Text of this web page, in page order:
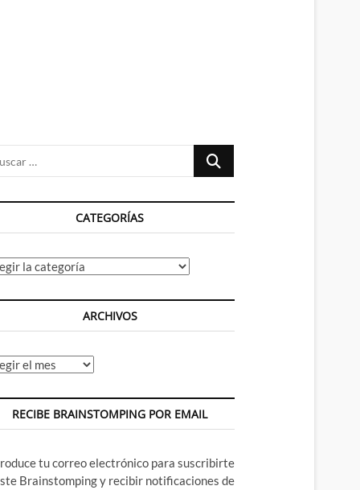
Buscar
CATEGORÍAS
ARCHIVOS
RECIBE BRAINSTOMPING POR EMAIL
tu correo electrónico para suscribirte
Brainstomping y recibir notificaciones de